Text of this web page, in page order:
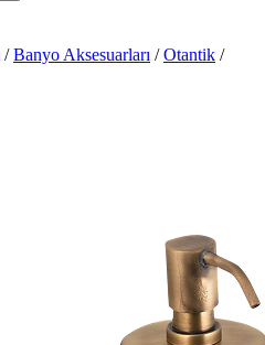
/ Banyo Aksesuarları / Otantik /